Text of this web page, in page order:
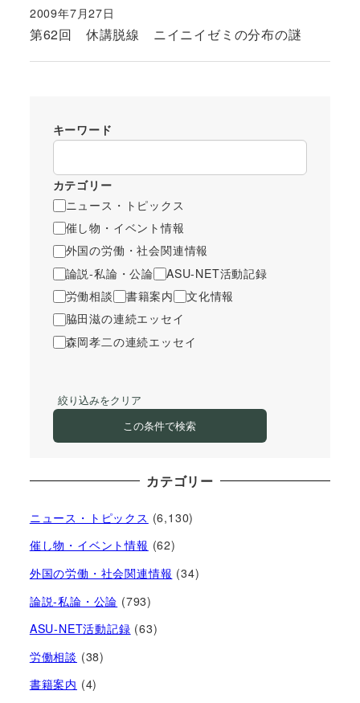
第62回 休講脱線 ニイニイゼミの分布の謎
投稿日
2009年7月27日
キーワード
カテゴリー
ニュース・トピックス
催し物・イベント情報
外国の労働・社会関連情報
論説-私論・公論
ASU-NET活動記録
労働相談
書籍案内
文化情報
脇田滋の連続エッセイ
森岡孝二の連続エッセイ
絞り込みをクリア
この条件で検索
カテゴリー
ニュース・トピックス (6,130)
催し物・イベント情報 (62)
外国の労働・社会関連情報 (34)
論説-私論・公論 (793)
ASU-NET活動記録 (63)
労働相談 (38)
書籍案内 (4)